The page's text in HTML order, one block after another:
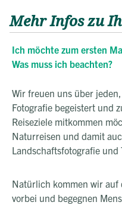
Mehr Infos zu
Ich möchte zum ersten
Was muss ich beachten?
Wir freuen uns über
Fotografie begeistert und
Reiseziele mitkommen
Naturreisen und damit
Landschaftsfotografie und
Natürlich kommen wir auf
vorbei und begegnen